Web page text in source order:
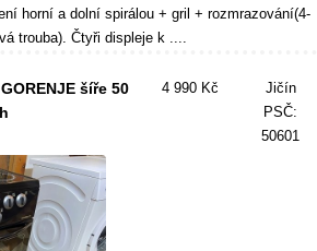
horní a dolní spirálou + gril + rozmrazování(4-
trouba). Čtyři displeje k ....
šíře 50
4 990 Kč
Jičín
PSČ:
50601